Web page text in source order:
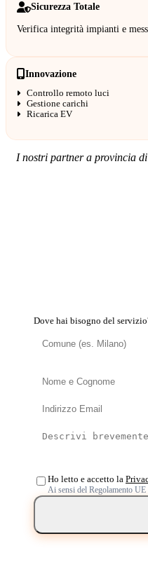
Sicurezza Totale
Verifica integrità impianti e
Innovazione
Controllo remoto luci
Gestione carichi
Ricarica EV
I nostri partner a provincia
Dove hai bisogno del
Ho letto e accetto la
Ai sensi del Regolamento